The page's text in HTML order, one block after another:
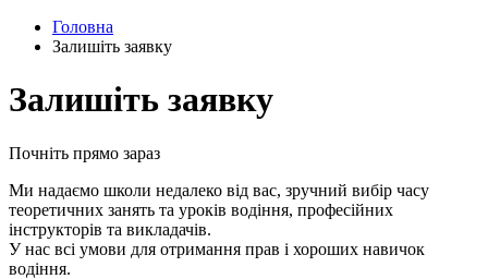
Головна
Залишіть заявку
Залишіть заявку
Почніть прямо зараз
Ми надаємо школи недалеко від вас, зручний вибір часу
теоретичних занять та уроків водіння, професійних
інструкторів та викладачів.
У нас всі умови для отримання прав і хороших навичок
водіння.